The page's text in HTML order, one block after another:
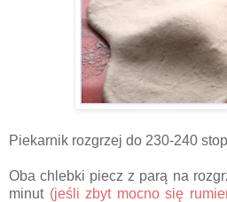
Piekarnik rozgrzej do 230-240
Oba chlebki piecz z parą na
minut (jeśli zbyt mocno się